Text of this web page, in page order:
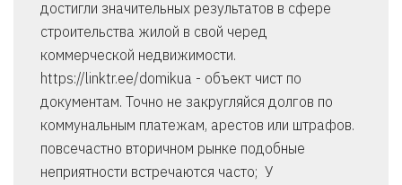
достигли значительных результатов в сфере
строительства жилой в свой черед
коммерческой недвижимости.
https://linktr.ee/domikua - объект чист по
документам. Точно не закругляйся долгов по
коммунальным платежам, арестов или штрафов.
повсечастно вторичном рынке подобные
неприятности встречаются часто; У